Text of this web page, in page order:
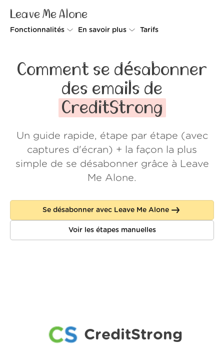
Leave Me Alone
Fonctionnalités
Screener
Spam Blocker
Ne pas déranger
En savoir plus
Sécurité
Preuves d'amour
À propos de nous
Se connecter
Tarifs
Comment se désabonner
des emails de
CreditStrong
Un guide rapide, étape par étape (avec
captures d'écran) + la façon la plus
simple de se désabonner grâce à Leave
Me Alone.
Se désabonner avec Leave Me Alone
Voir les étapes manuelles
CreditStrong